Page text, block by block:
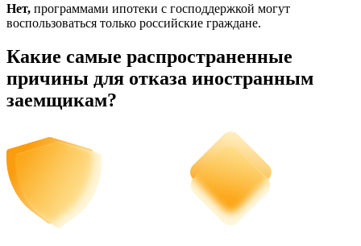
Нет, программами ипотеки с господдержкой могут
воспользоваться только российские граждане.
Какие самые распространенные
причины для отказа иностранным
заемщикам?